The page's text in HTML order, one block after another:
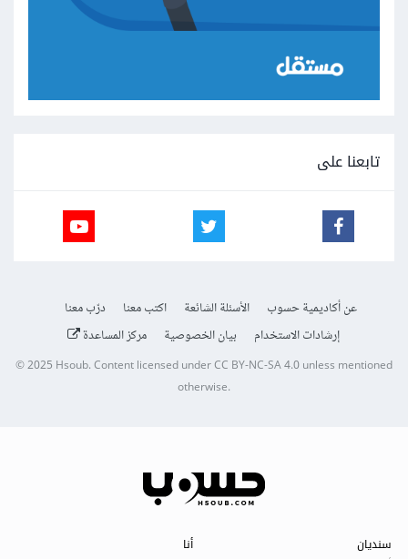
تابعنا على
عن أكاديمية حسوب الأسئلة الشائعة اكتب معنا
درّب معنا
إرشادات الاستخدام
بيان الخصوصية مركز المساعدة
© 2025Hsoub.Content licensed underCC BY-NC-SA 4.0unless mentioned
otherwise.